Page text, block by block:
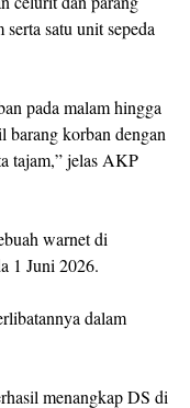
satu unit sepeda
pada malam hingga
barang korban dengan
tajam,” jelas AKP
warnet di
1 Juni 2026.
dalam
menangkap DS di